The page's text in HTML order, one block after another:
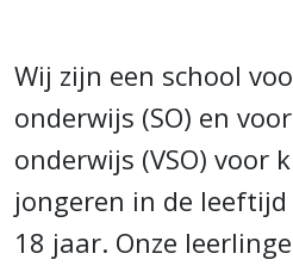
Wij zijn een school
onderwijs (SO) en
onderwijs (VSO) voor
jongeren in de
18 jaar. Onze